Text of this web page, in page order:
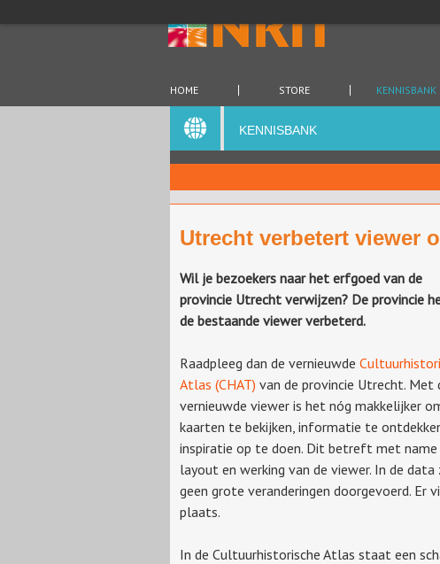
HOME STORE KENNISBANK
KENNISBANK
Utrecht verbetert viewer
Wil je bezoekers naar het erfgoed van de
provincie Utrecht verwijzen? De provincie
de bestaande viewer verbeterd.
Raadpleeg dan de vernieuwde
Atlas (CHAT) van de provincie Utrecht. Met
vernieuwde viewer is het nóg makkelijker
kaarten te bekijken, informatie te
inspiratie op te doen. Dit betreft met name
layout en werking van de viewer. In de data
geen grote veranderingen doorgevoerd.
plaats.
In de Cultuurhistorische Atlas staat een